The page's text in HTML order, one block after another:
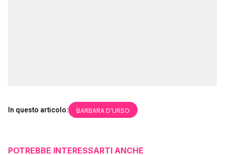
In questo articolo: BARBARA D'URSO
POTREBBE INTERESSARTI ANCHE